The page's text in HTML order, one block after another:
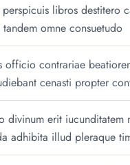
libros destitero
omne consuetudo
officio contrariae
cenasti propter
divinum erit iucunditatem
adhibita illud pleraque